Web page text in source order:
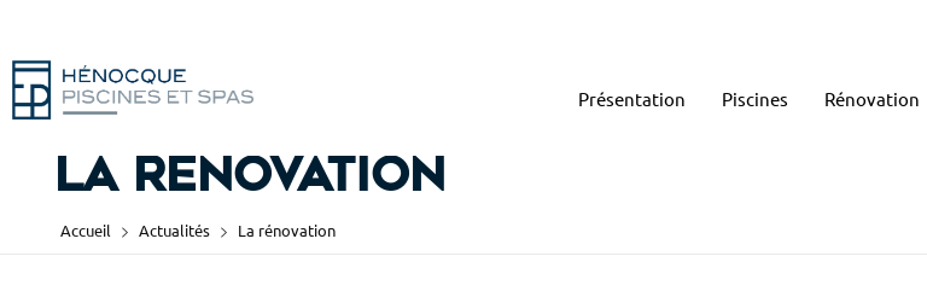
Présentation Piscines Rénovation
La rénovation
Accueil Actualités La rénovation